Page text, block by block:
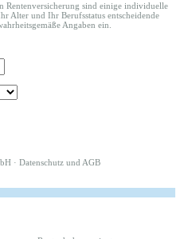
Rentenversicherung sind einige individuelle
Alter und Ihr Berufsstatus entscheidende
Angaben ein.
· Datenschutz und AGB